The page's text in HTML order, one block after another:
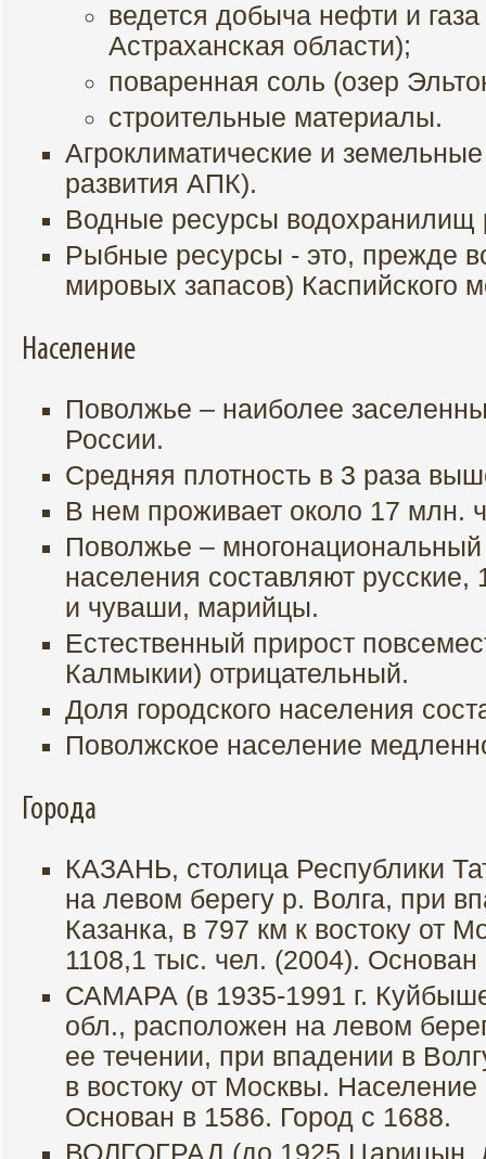
ведется добыча нефти и
Астраханская области);
поваренная соль (озер
строительные материалы.
Агроклиматические и
развития АПК).
Водные ресурсы водохранилищ
Рыбные ресурсы - это, прежде
мировых запасов) Каспийского
Население
Поволжье – наиболее
России.
Средняя плотность в 3 раза
В нем проживает около 17 млн.
Поволжье –
населения составляют
и чуваши, марийцы.
Естественный прирост
Калмыкии) отрицательный.
Доля городского населения
Поволжское население
Города
КАЗАНЬ, столица Республики
на левом берегу р. Волга, при
Казанка, в 797 км к востоку от
1108,1 тыс. чел. (2004).
САМАРА (в 1935-1991 г.
обл., расположен на левом
ее течении, при впадении в
в востоку от Москвы.
Основан в 1586. Город с 1688.
ВОЛГОГРАД (до 1925 Царицын,